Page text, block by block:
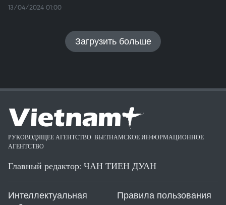
13/04/2024 01:00
Загрузить больше
РУКОВОДЯЩЕЕ АГЕНТСТВО: ВЬЕТНАМСКОЕ ИНФОРМАЦИОННОЕ
АГЕНТСТВО
Главный редактор: ЧАН ТИЕН ДУАН
Интеллектуальная
Правила пользования